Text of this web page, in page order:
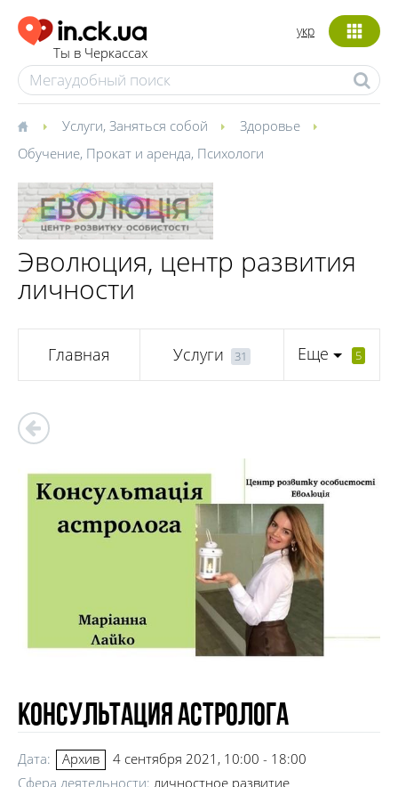
Ты в Черкассах
укр
Услуги, Заняться собой
Здоровье
Обучение, Прокат и аренда, Психологи
Эволюция, центр развития
личности
Главная Услуги 31 Еще 5
Консультация Астролога
Дата: Архив
4 сентября 2021, 10:00 - 18:00
Сфера деятельности: личностное развитие